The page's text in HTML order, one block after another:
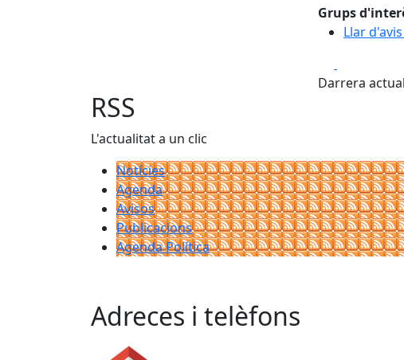
Grups
Llar
Darrera
RSS
L'actualitat a un clic
Notícies
Agenda
Avisos
Publicacions
Agenda Política
Adreces i telèfons